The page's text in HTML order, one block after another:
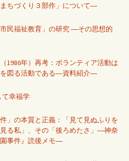
ちづくり３部作」について―
民福祉教育」の研究 ―その思想的
1986年）再考：ボランティア活動は
図る活動である―資料紹介―
て幸福学
」の本質と正義：「見て見ぬふりを
る私」、その「後ろめたさ」―神奈
事件』読後メモ―